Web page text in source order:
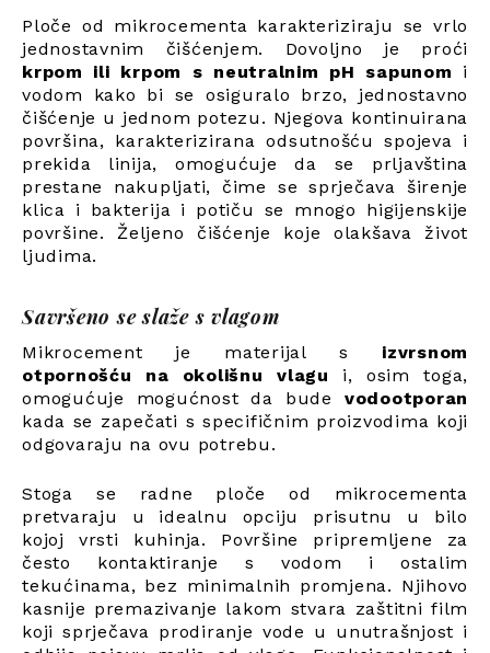
Ploče od mikrocementa karakteriziraju se vrlo
jednostavnim čišćenjem. Dovoljno je proći
krpom ili krpom s neutralnim pH sapunom i
vodom kako bi se osiguralo brzo, jednostavno
čišćenje u jednom potezu. Njegova kontinuirana
površina, karakterizirana odsutnošću spojeva i
prekida linija, omogućuje da se prljavština
prestane nakupljati, čime se sprječava širenje
klica i bakterija i potiču se mnogo higijenskije
površine. Željeno čišćenje koje olakšava život
ljudima.
Savršeno se slaže s vlagom
Mikrocement je materijal s izvrsnom
otpornošću na okolišnu vlagu i, osim toga,
omogućuje mogućnost da bude vodootporan
kada se zapečati s specifičnim proizvodima koji
odgovaraju na ovu potrebu.
Stoga se radne ploče od mikrocementa
pretvaraju u idealnu opciju prisutnu u bilo
kojoj vrsti kuhinja. Površine pripremljene za
često kontaktiranje s vodom i ostalim
tekućinama, bez minimalnih promjena. Njihovo
kasnije premazivanje lakom stvara zaštitni film
koji sprječava prodiranje vode u unutrašnjost i